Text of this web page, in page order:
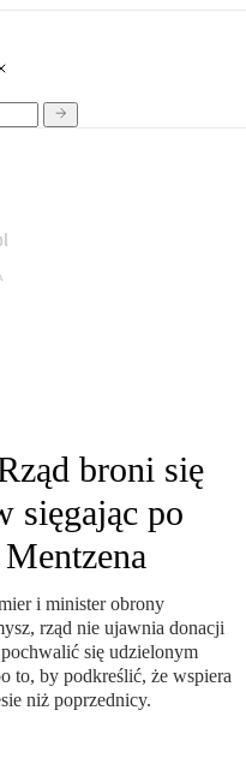
broni się
sięgając po
i minister obrony
rząd nie ujawnia donacji
się udzielonym
to, by podkreślić, że wspiera
niż poprzednicy.